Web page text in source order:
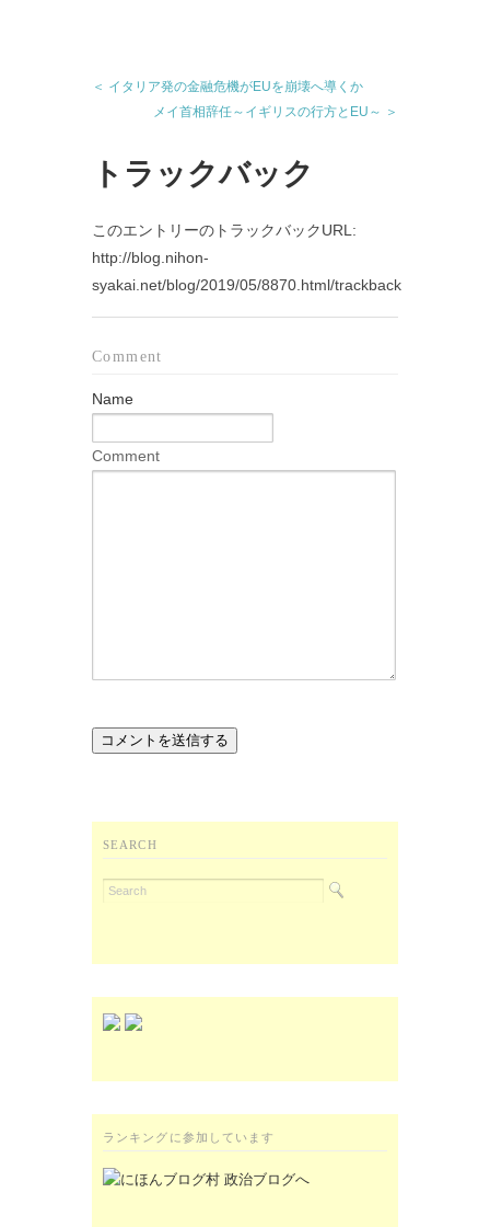
＜ イタリア発の金融危機がEUを崩壊へ導くか
メイ首相辞任～イギリスの行方とEU～ ＞
トラックバック
このエントリーのトラックバックURL:
http://blog.nihon-
syakai.net/blog/2019/05/8870.html/trackback
Comment
Name
Comment
SEARCH
ランキングに参加しています